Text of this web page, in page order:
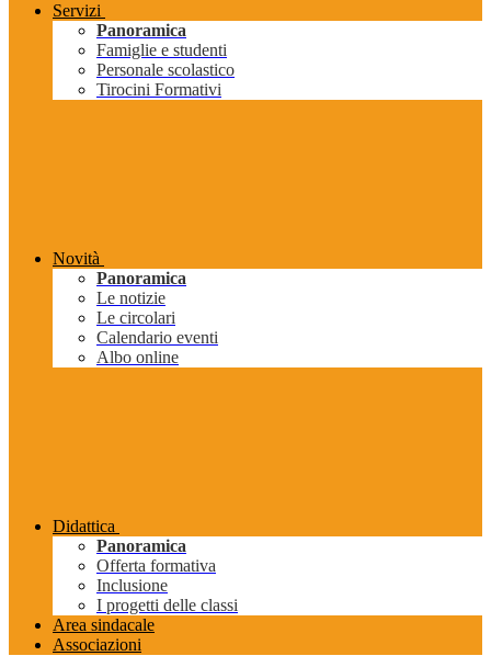
Servizi
Panoramica
Famiglie e studenti
Personale scolastico
Tirocini Formativi
Novità
Panoramica
Le notizie
Le circolari
Calendario eventi
Albo online
Didattica
Panoramica
Offerta formativa
Inclusione
I progetti delle classi
Area sindacale
Associazioni